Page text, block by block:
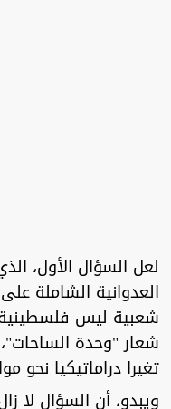
لعل السؤال الأول،
العدوانية الشاملة
شعبية ليس
شعار "وحدة
تغيرا دراماتيكيا